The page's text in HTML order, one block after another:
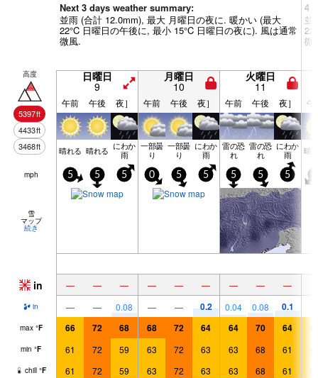
Next 3 days weather summary:
並雨 (合計 12.0mm), 最大 月曜日の夜に. 暖かい (最大
22°C 日曜日の午後に, 最小 15°C 日曜日の夜に). 風は通常
微風.
4 -
並
微
高度
5397ft
4433ft
3468ft
日曜日
9
月曜日
10
火曜日
11
午前 午後 夜］ 午前 午後 夜］ 午前 午後 夜］ 午
晴れる 晴れる にわか
雨
一部曇
り
一部曇
り
にわか
雨
雷の恐
れ
雷の恐
れ
にわか
雨 晴
mph 5 5 5 0 5 5 5 5 5
雪
マップ
続き
in — — — — — — — — —
in — — 0.08 — — 0.2 0.04 0.08 0.1
max °F 66 72 68 68 72 64 64 70 64
min °F 61 72 59 63 72 63 63 68 61
chill °F 61 72 59 63 72 63 63 68 61